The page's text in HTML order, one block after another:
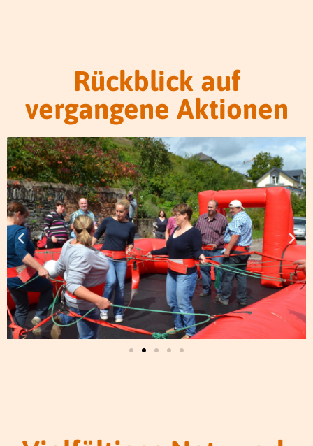
Rückblick auf
vergangene Aktionen